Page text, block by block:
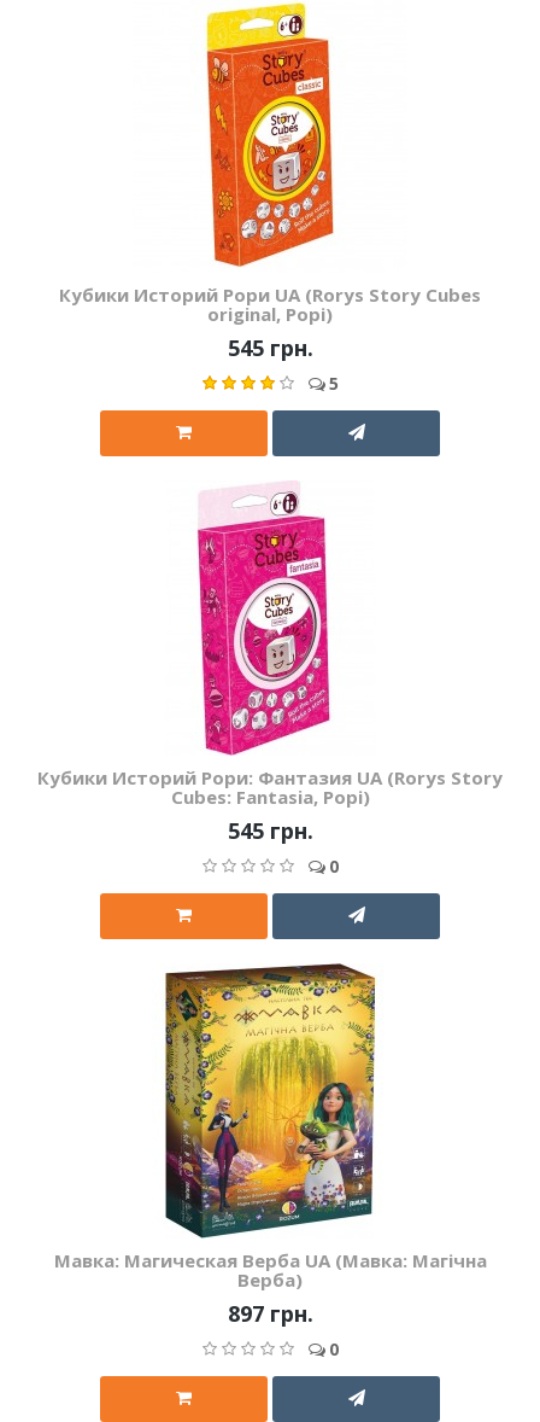
Кубики Историй Рори UA (Rorys Story Cubes
original, Рорі)
545 грн.
5
Кубики Историй Рори: Фантазия UA (Rorys Story
Cubes: Fantasia, Рорі)
545 грн.
0
Мавка: Магическая Верба UA (Мавка: Магічна
Верба)
897 грн.
0